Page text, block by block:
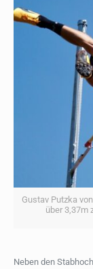
Gustav Putzka
über 3,37m
Neben den